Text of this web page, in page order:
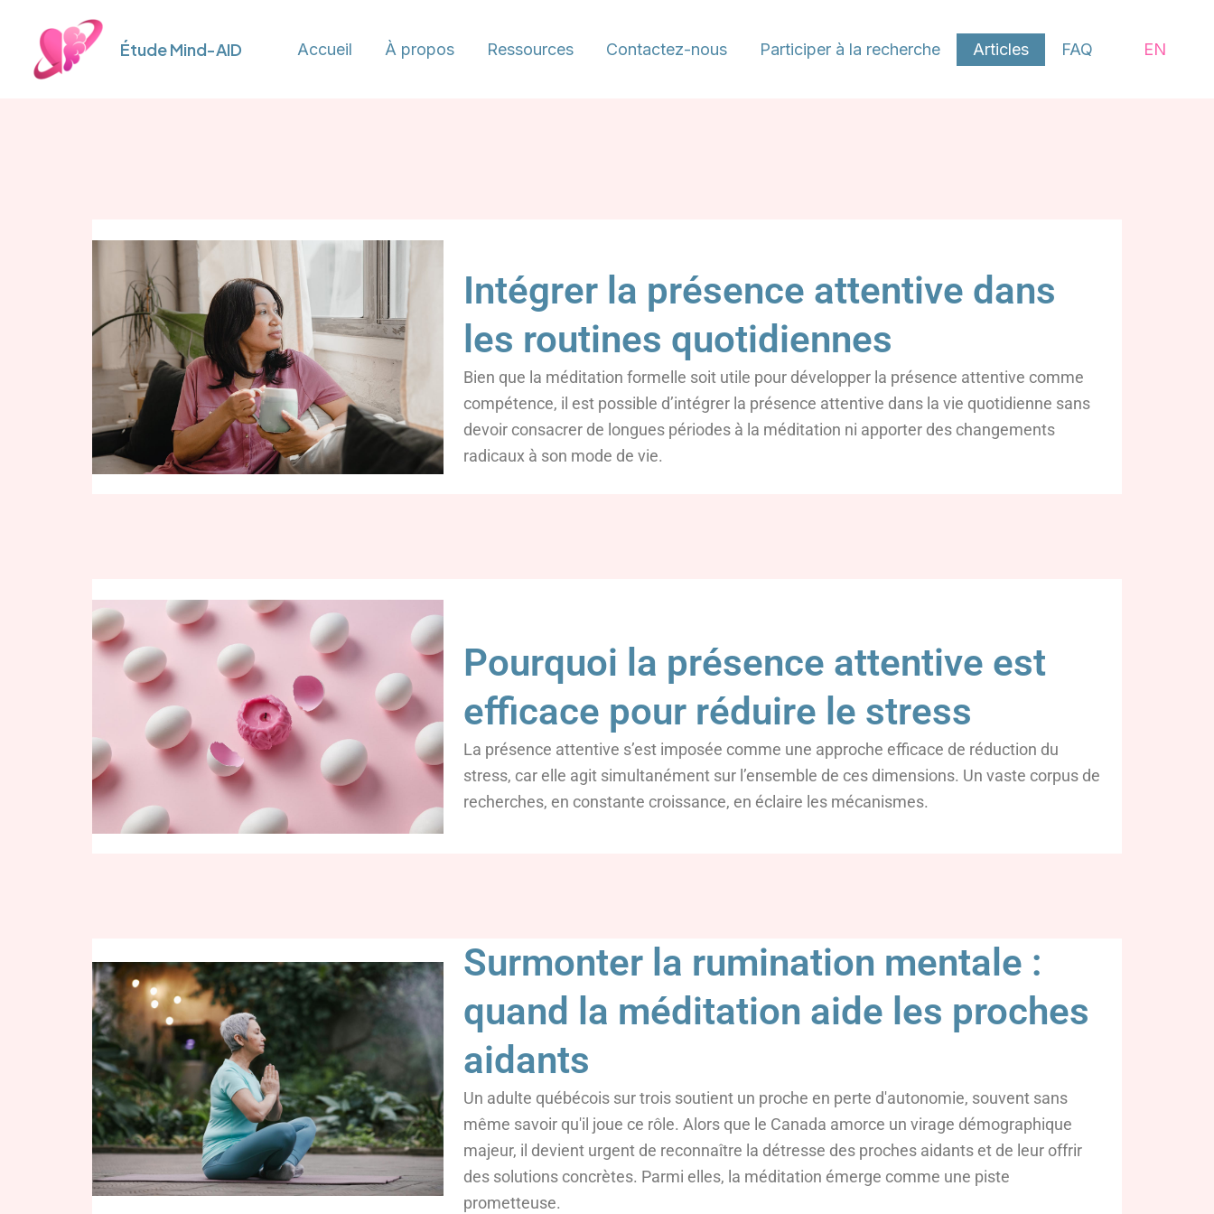
contenu
Étude Mind-AID Accueil À propos Ressources Contactez-nous Participer à la recherche Articles FAQ EN
Intégrer la présence attentive dans
les routines quotidiennes
Bien que la méditation formelle soit utile pour développer la présence attentive comme
compétence, il est possible d’intégrer la présence attentive dans la vie quotidienne sans
devoir consacrer de longues périodes à la méditation ni apporter des changements
radicaux à son mode de vie.
Pourquoi la présence attentive est
efficace pour réduire le stress
La présence attentive s’est imposée comme une approche efficace de réduction du
stress, car elle agit simultanément sur l’ensemble de ces dimensions. Un vaste corpus de
recherches, en constante croissance, en éclaire les mécanismes.
Surmonter la rumination mentale :
quand la méditation aide les proches
aidants
Un adulte québécois sur trois soutient un proche en perte d'autonomie, souvent sans
même savoir qu'il joue ce rôle. Alors que le Canada amorce un virage démographique
majeur, il devient urgent de reconnaître la détresse des proches aidants et de leur offrir
des solutions concrètes. Parmi elles, la méditation émerge comme une piste
prometteuse.